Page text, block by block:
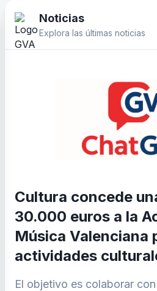
Noticias
Explora las últimas noticias
Cultura concede
30.000 euros a la
Música Valenciana
actividades
El objetivo es colaborar